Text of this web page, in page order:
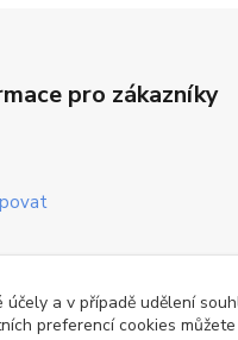
pro zákazníky
podmínkya v případě udělení
preferencí cookies